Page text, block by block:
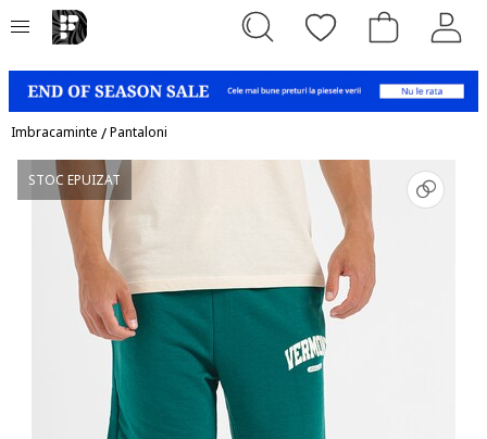
Imbracaminte /Pantaloni
STOC EPUIZAT